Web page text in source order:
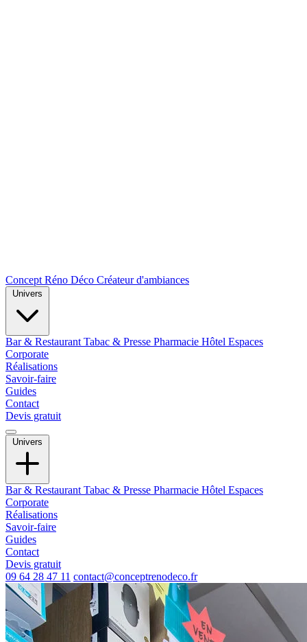
Concept Réno Déco Créateur d'ambiances
Bar & Restaurant Tabac & Presse Pharmacie Hôtel Espaces
Corporate
Réalisations
Savoir-faire
Guides
Contact
Devis gratuit
Univers
Bar & Restaurant Tabac & Presse Pharmacie Hôtel Espaces
Corporate
Réalisations
Savoir-faire
Guides
Contact
Devis gratuit
09 64 28 47 11 contact@conceptrenodeco.fr